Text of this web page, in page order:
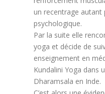
un recentrage autant
psychologique.
Par la suite elle
yoga et décide de
enseignement en
Kundalini Yoga dans
Dharamsala en Inde.